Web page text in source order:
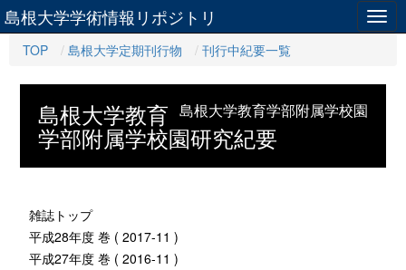
島根大学学術情報リポジトリ
TOP 島根大学定期刊行物 刊行中紀要一覧
島根大学教育学部附属学校園
島根大学教育
学部附属学校園研究紀要
雑誌トップ
平成28年度 巻 ( 2017-11 )
平成27年度 巻 ( 2016-11 )